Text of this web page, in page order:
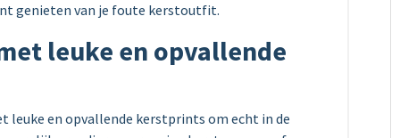
genieten van je foute kerstoutfit.
leuke en opvallende
leuke en opvallende kerstprints om echt in de